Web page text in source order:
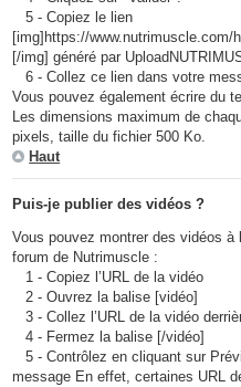
5 - Copiez le lien
[img]https://www.nutrimuscle.com/
[/img] généré par
6 - Collez ce lien dans votre
Vous pouvez également écrire du
Les dimensions maximum de
pixels, taille du fichier 500 Ko.
Haut
Puis-je publier des vidéos ?
Vous pouvez montrer des vidéos
forum de Nutrimuscle :
1 - Copiez l’URL de la vidéo
2 - Ouvrez la balise [vidéo]
3 - Collez l’URL de la vidéo
4 - Fermez la balise [/vidéo]
5 - Contrôlez en cliquant sur
message En effet, certaines URL